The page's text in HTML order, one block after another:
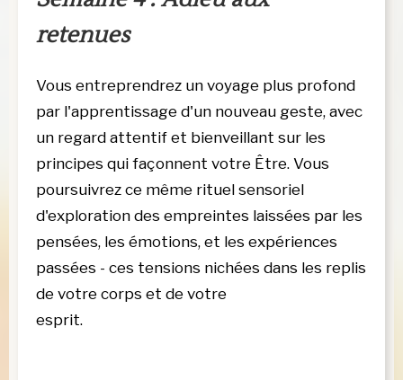
retenues
Vous entreprendrez un voyage plus profond
par l'apprentissage d'un nouveau geste, avec
un regard attentif et bienveillant sur les
principes qui façonnent votre Être. Vous
poursuivrez ce même rituel sensoriel
d'exploration des empreintes laissées par les
pensées, les émotions, et les expériences
passées - ces tensions nichées dans les replis
de votre corps et de votre
esprit.